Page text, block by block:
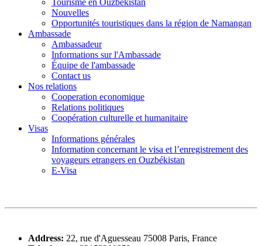
Tourisme en Ouzbékistan
Nouvelles
Opportunités touristiques dans la région de Namangan
Ambassade
Ambassadeur
Informations sur l'Ambassade
Équipe de l'ambassade
Contact us
Nos relations
Cooperation economique
Relations politiques
Coopération culturelle et humanitaire
Visas
Informations générales
Information concernant le visa et l’enregistrement des
voyageurs etrangers en Ouzbékistan
E-Visa
Address: 22, rue d'Aguesseau 75008 Paris, France